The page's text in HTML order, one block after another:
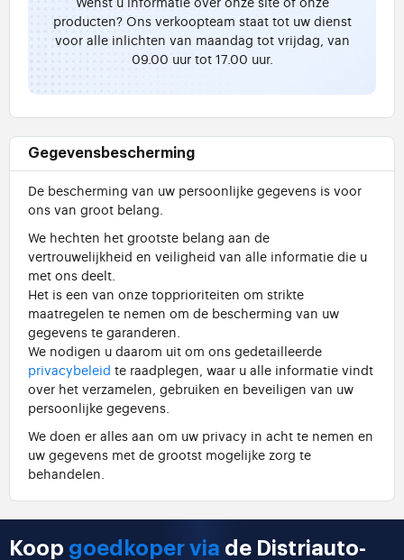
producten? Ons verkoopteam staat tot uw dienst
voor alle inlichten van maandag tot vrijdag, van
09.00 uur tot 17.00 uur.
Gegevensbescherming
De bescherming van uw persoonlijke gegevens is voor
ons van groot belang.
We hechten het grootste belang aan de
vertrouwelijkheid en veiligheid van alle informatie die u
met ons deelt.
Het is een van onze topprioriteiten om strikte
maatregelen te nemen om de bescherming van uw
gegevens te garanderen.
We nodigen u daarom uit om ons gedetailleerde
privacybeleid te raadplegen, waar u alle informatie vindt
over het verzamelen, gebruiken en beveiligen van uw
persoonlijke gegevens.
We doen er alles aan om uw privacy in acht te nemen en
uw gegevens met de grootst mogelijke zorg te
behandelen.
Koop goedkoper via de Distriauto-